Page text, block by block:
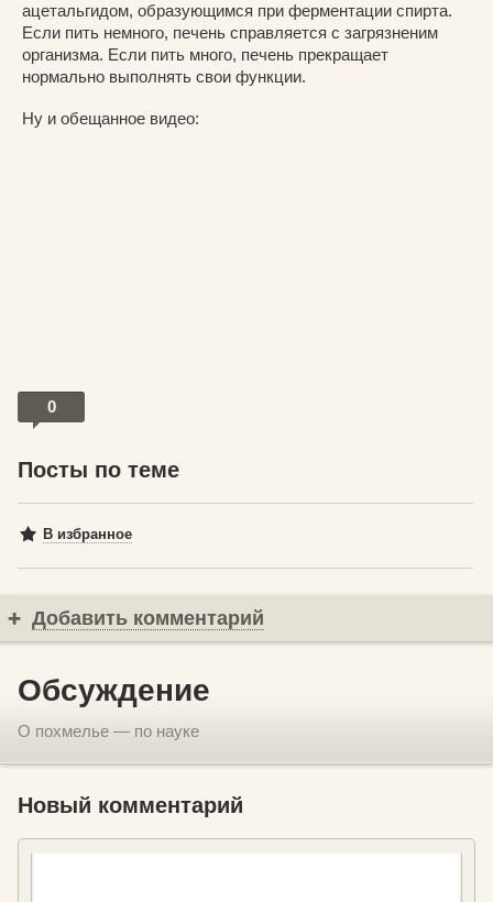
ацетальгидом, образующимся при ферментации спирта.
Если пить немного, печень справляется с загрязненим
организма. Если пить много, печень прекращает
нормально выполнять свои функции.
Ну и обещанное видео:
0
Посты по теме
В избранное
Добавить комментарий
Обсуждение
О похмелье — по науке
Новый комментарий